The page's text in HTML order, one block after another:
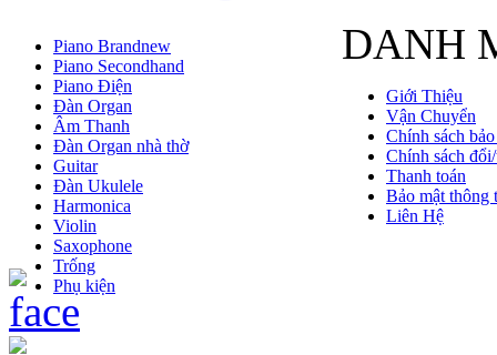
DANH
Piano Brandnew
Piano Secondhand
Piano Điện
Đàn Organ
Âm Thanh
Đàn Organ nhà thờ
Guitar
Đàn Ukulele
Harmonica
Violin
Saxophone
Trống
Phụ kiện
Giới Thiệu
Vận Chuyển
Chính sách
Chính sách
Thanh toán
Bảo mật thông
Liên Hệ